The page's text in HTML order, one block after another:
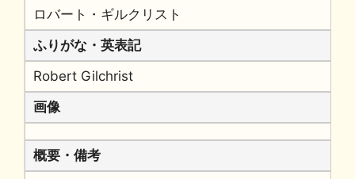
ロバート・ギルクリスト
ふりがな・英表記
Robert Gilchrist
画像
概要・備考